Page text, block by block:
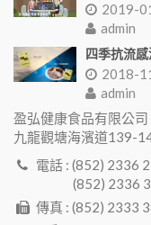
2019-
admin
四季抗流
2018-
admin
盈弘健康食品有限公司
九龍觀塘海濱道139-
電話 : (852) 2336
(852) 2336
傳真 : (852) 2333